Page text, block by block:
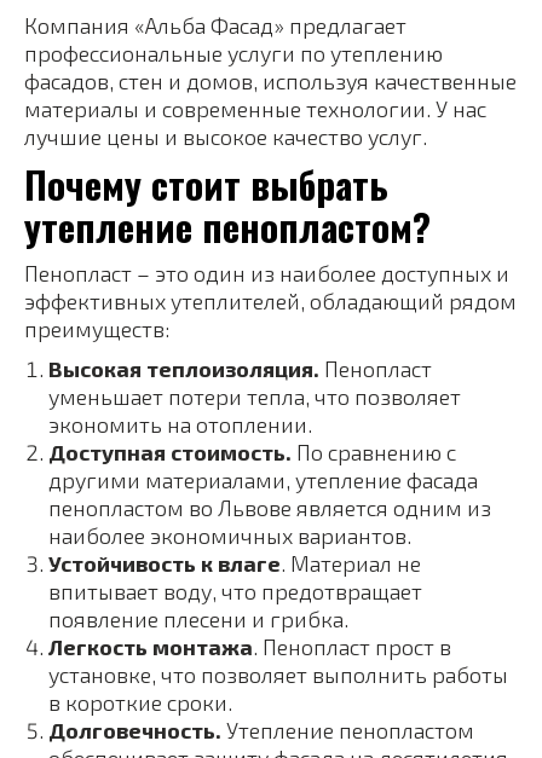
Компания «Альба Фасад» предлагает
профессиональные услуги по утеплению
фасадов, стен и домов, используя качественные
материалы и современные технологии. У нас
лучшие цены и высокое качество услуг.
Почему стоит выбрать
утепление пенопластом?
Пенопласт – это один из наиболее доступных и
эффективных утеплителей, обладающий рядом
преимуществ:
Высокая теплоизоляция. Пенопласт
уменьшает потери тепла, что позволяет
экономить на отоплении.
Доступная стоимость. По сравнению с
другими материалами, утепление фасада
пенопластом во Львове является одним из
наиболее экономичных вариантов.
Устойчивость к влаге. Материал не
впитывает воду, что предотвращает
появление плесени и грибка.
Легкость монтажа. Пенопласт прост в
установке, что позволяет выполнить работы
в короткие сроки.
Долговечность. Утепление пенопластом